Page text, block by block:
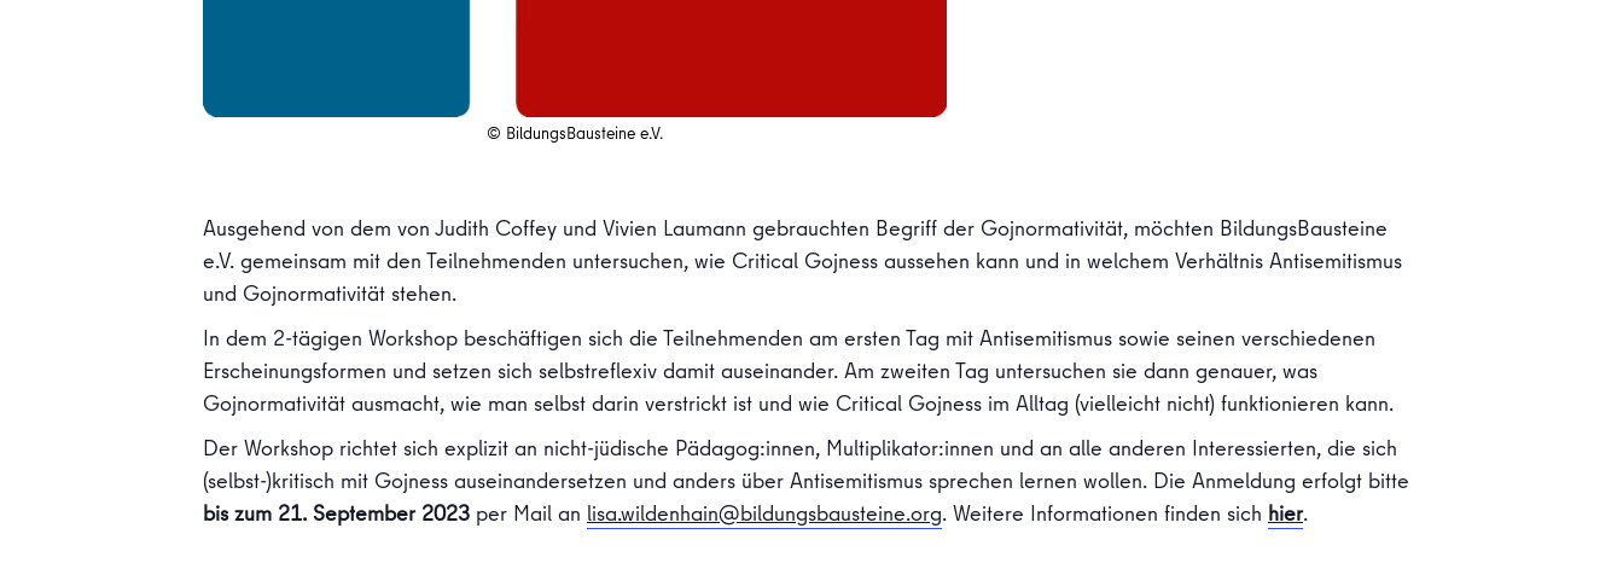
© BildungsBausteine e.V.
Ausgehend von dem von Judith Coffey und Vivien Laumann gebrauchten Begriff der Gojnormativität, möchten BildungsBausteine
e.V. gemeinsam mit den Teilnehmenden untersuchen, wie Critical Gojness aussehen kann und in welchem Verhältnis Antisemitismus
und Gojnormativität stehen.
In dem 2-tägigen Workshop beschäftigen sich die Teilnehmenden am ersten Tag mit Antisemitismus sowie seinen verschiedenen
Erscheinungsformen und setzen sich selbstreflexiv damit auseinander. Am zweiten Tag untersuchen sie dann genauer, was
Gojnormativität ausmacht, wie man selbst darin verstrickt ist und wie Critical Gojness im Alltag (vielleicht nicht) funktionieren kann.
Der Workshop richtet sich explizit an nicht-jüdische Pädagog:innen, Multiplikator:innen und an alle anderen Interessierten, die sich
(selbst-)kritisch mit Gojness auseinandersetzen und anders über Antisemitismus sprechen lernen wollen. Die Anmeldung erfolgt bitte
bis zum 21. September 2023 per Mail an lisa.wildenhain@bildungsbausteine.org. Weitere Informationen finden sich hier.